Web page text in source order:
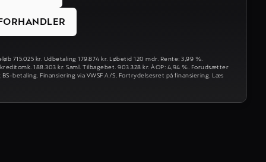
715.025 kr. Udbetaling 179.874 kr. Løbetid 120 mdr. Rente: 3,99 %.
188.303 kr. Saml. Tilbagebet. 903.328 kr. ÅOP: 4,94 %. Forudsætter
betaling. Finansiering via VWSF A/S. Fortrydelsesret på finansiering. Læs